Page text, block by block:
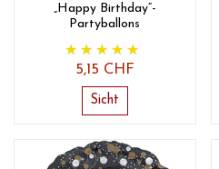
„Happy Birthday“-
Partyballons
5,15 CHF
Sicht